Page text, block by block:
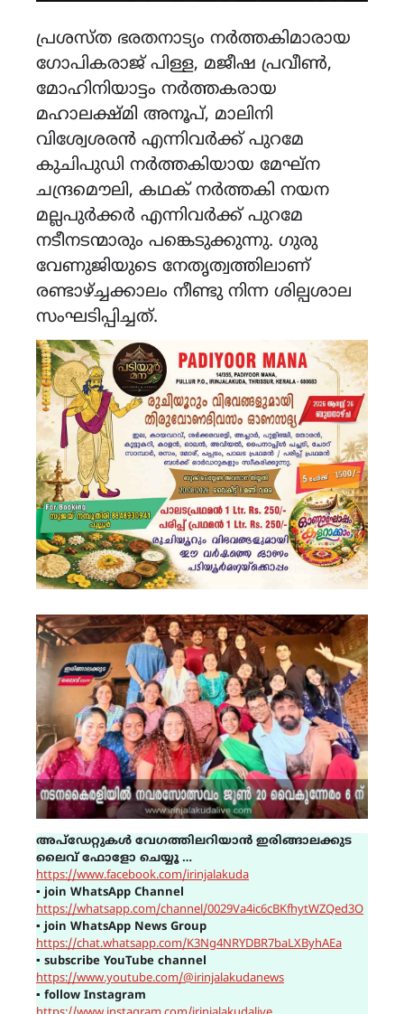
പ്രശസ്ത ഭരതനാട്യം നർത്തകിമാരായ
ഗോപികരാജ് പിള്ള, മജീഷ പ്രവീൺ,
മോഹിനിയാട്ടം നർത്തകരായ
മഹാലക്ഷ്മി അനൂപ്, മാലിനി
വിശ്വേശരൻ എന്നിവർക്ക് പുറമേ
കുചിപുഡി നർത്തകിയായ മേഘ്ന
ചന്ദ്രമൌലി, കഥക് നർത്തകി നയന
മല്ലപുർക്കർ എന്നിവർക്ക് പുറമേ
നടീനടന്മാരും പങ്കെടുക്കുന്നു. ഗുരു
വേണുജിയുടെ നേതൃത്വത്തിലാണ്
രണ്ടാഴ്ച്ചക്കാലം നീണ്ടു നിന്ന ശില്പശാല
സംഘടിപ്പിച്ചത്.
അപ്ഡേറ്റുകൾ വേഗത്തിലറിയാൻ ഇരിങ്ങാലക്കുട
ലൈവ് ഫോളോ ചെയ്യൂ …
https://www.facebook.com/irinjalakuda
▪join WhatsApp Channel
https://whatsapp.com/channel/0029Va4ic6cBKfhytWZQed3O
▪join WhatsApp News Group
https://chat.whatsapp.com/K3Ng4NRYDBR7baLXByhAEa
▪ subscribe YouTube channel
https://www.youtube.com/@irinjalakudanews
▪ follow Instagram